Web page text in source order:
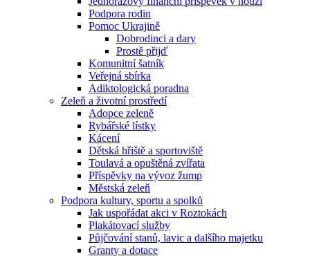
Podpora rodin
Pomoc Ukrajině
Dobrodinci a dary
Prostě přijď
Komunitní šatník
Veřejná sbírka
Adiktologická poradna
Zeleň a životní prostředí
Adopce zeleně
Rybářské lístky
Kácení
Dětská hřiště a sportoviště
Toulavá a opuštěná zvířata
Příspěvky na vývoz žump
Městská zeleň
Podpora kultury, sportu a spolků
Jak uspořádat akci v Roztokách
Plakátovací služby
Půjčování stanů, lavic a dalšího majetku
Granty a dotace